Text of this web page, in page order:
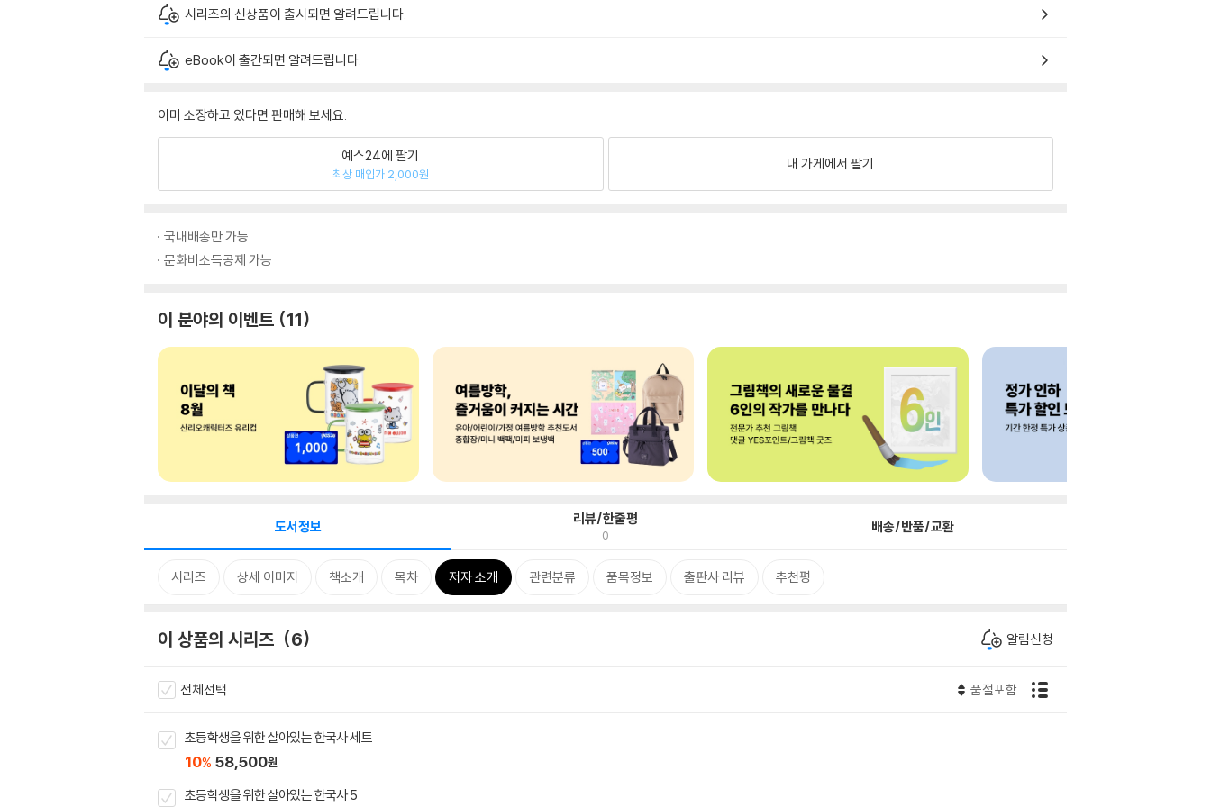
시리즈의 신상품이 출시되면 알려드립니다.
eBook이 출간되면 알려드립니다.
이미 소장하고 있다면 판매해 보세요.
예스24에 팔기
최상 매입가 2,000원
내 가게에서 팔기
국내배송만 가능
문화비소득공제 가능
이 분야의 이벤트 11
도서정보 리뷰/한줄평
0 배송/반품/교환
시리즈 상세 이미지 책소개 목차 저자 소개 관련분류 품목정보 출판사 리뷰 추천평
이 상품의 시리즈 6 알림신청
전체선택 품절포함
초등학생을 위한 살아있는 한국사 세트
10% 58,500원
초등학생을 위한 살아있는 한국사 5